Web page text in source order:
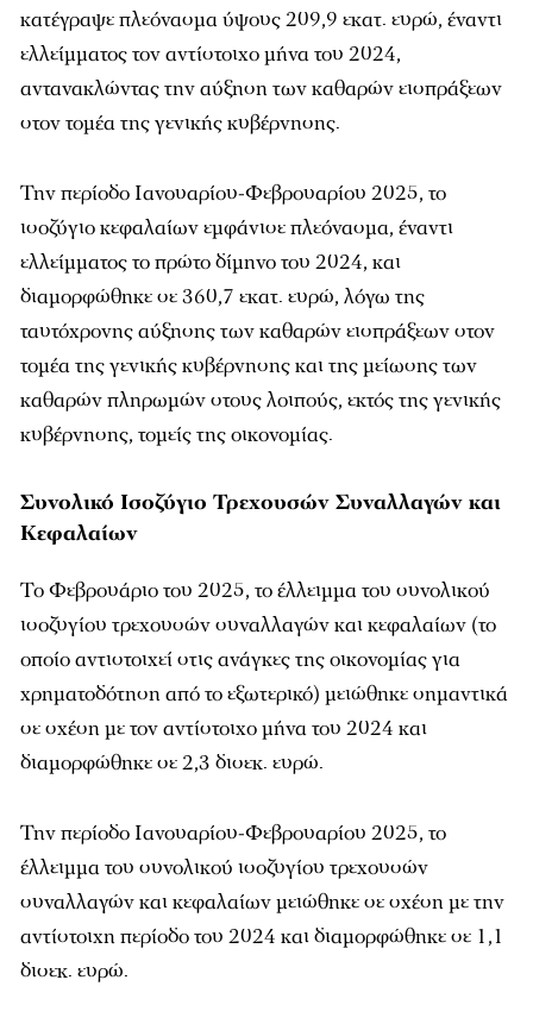
κατέγραψε πλεόνασμα ύψους 209,9 εκατ. ευρώ, έναντι
ελλείμματος τον αντίστοιχο μήνα του 2024,
αντανακλώντας την αύξηση των καθαρών εισπράξεων
στον τομέα της γενικής κυβέρνησης.
Την περίοδο Ιανουαρίου-Φεβρουαρίου 2025, το
ισοζύγιο κεφαλαίων εμφάνισε πλεόνασμα, έναντι
ελλείμματος το πρώτο δίμηνο του 2024, και
διαμορφώθηκε σε 360,7 εκατ. ευρώ, λόγω της
ταυτόχρονης αύξησης των καθαρών εισπράξεων στον
τομέα της γενικής κυβέρνησης και της μείωσης των
καθαρών πληρωμών στους λοιπούς, εκτός της γενικής
κυβέρνησης, τομείς της οικονομίας.
Συνολικό Ισοζύγιο Τρεχουσών Συναλλαγών και
Κεφαλαίων
Το Φεβρουάριο του 2025, το έλλειμμα του συνολικού
ισοζυγίου τρεχουσών συναλλαγών και κεφαλαίων (το
οποίο αντιστοιχεί στις ανάγκες της οικονομίας για
χρηματοδότηση από το εξωτερικό) μειώθηκε σημαντικά
σε σχέση με τον αντίστοιχο μήνα του 2024 και
διαμορφώθηκε σε 2,3 δισεκ. ευρώ.
Την περίοδο Ιανουαρίου-Φεβρουαρίου 2025, το
έλλειμμα του συνολικού ισοζυγίου τρεχουσών
συναλλαγών και κεφαλαίων μειώθηκε σε σχέση με την
αντίστοιχη περίοδο του 2024 και διαμορφώθηκε σε 1,1
δισεκ. ευρώ.